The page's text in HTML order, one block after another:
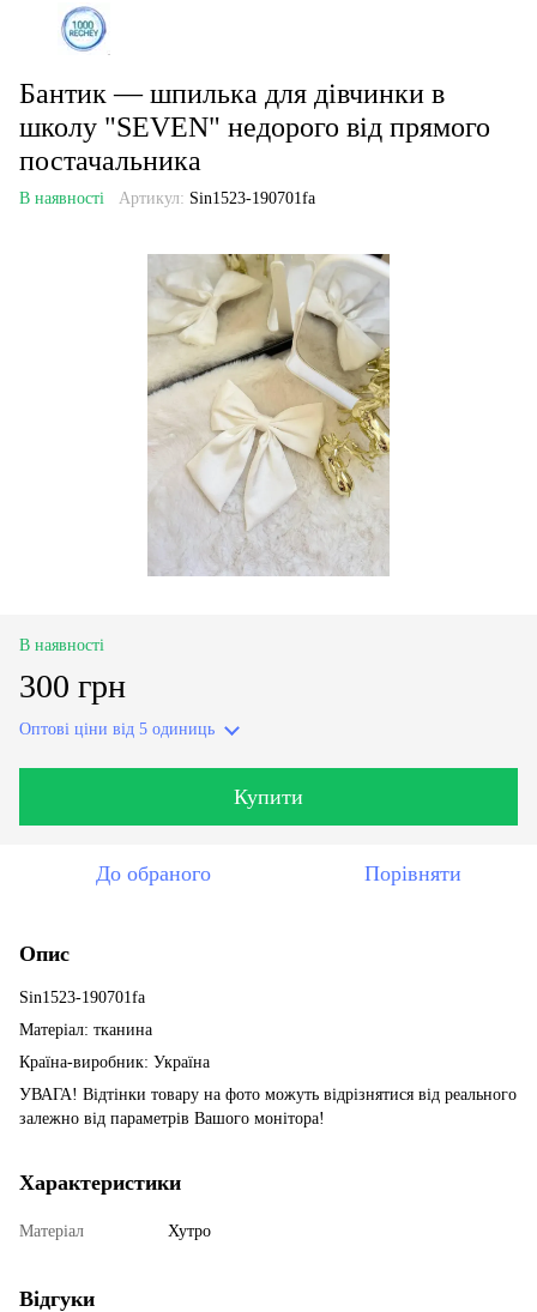
Бантик — шпилька для дівчинки в
школу "SEVEN" недорого від прямого
постачальника
В наявності Артикул: Sin1523-190701fa
В наявності
300 грн
Оптові ціни від 5 одиниць
Купити
До обраного Порівняти
Опис
Sin1523-190701fa
Матеріал: тканина
Країна-виробник: Україна
УВАГА! Відтінки товару на фото можуть відрізнятися від реального
залежно від параметрів Вашого монітора!
Характеристики
Матеріал Хутро
Відгуки